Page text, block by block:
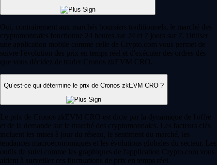
Oui, contrairement aux marchés boursiers traditionnels, le marché des
cryptomonnaies fonctionne 24 heures sur 24 et 7 jours sur 7. Utiliser
une application mobile comme celle de Crypto.com vous permet de
suivre l'évolution des prix en temps réel et d'exécuter des ordres dès
que vous décidez de trader Cronos zkEVM CRO.
Qu’est-ce qui détermine le prix de Cronos zkEVM CRO ?
Le prix de Cronos zkEVM CRO est dicté par la dynamique de l'offre
et de la demande sur le marché des cryptomonnaies. Les facteurs clés
incluent les mises à jour du réseau, le sentiment du marché, les
tendances macroéconomiques et les évolutions globales du secteur. Les
outils de suivi comme les graphiques de l'application Crypto.com vous
aident à surveiller ces fluctuations de prix en temps réel.